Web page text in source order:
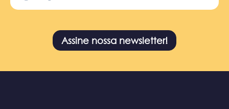
Assine nossa newsletter!